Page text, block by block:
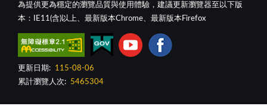
為提供更為穩定的瀏覽品質與使用體驗，建議更新瀏覽器至以下版
本：IE11(含)以上、最新版本Chrome、最新版本Firefox
更新日期:
115-08-06
累計瀏覽人次:
5465304